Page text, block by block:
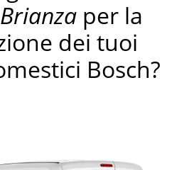
per la
dei tuoi
Bosch?